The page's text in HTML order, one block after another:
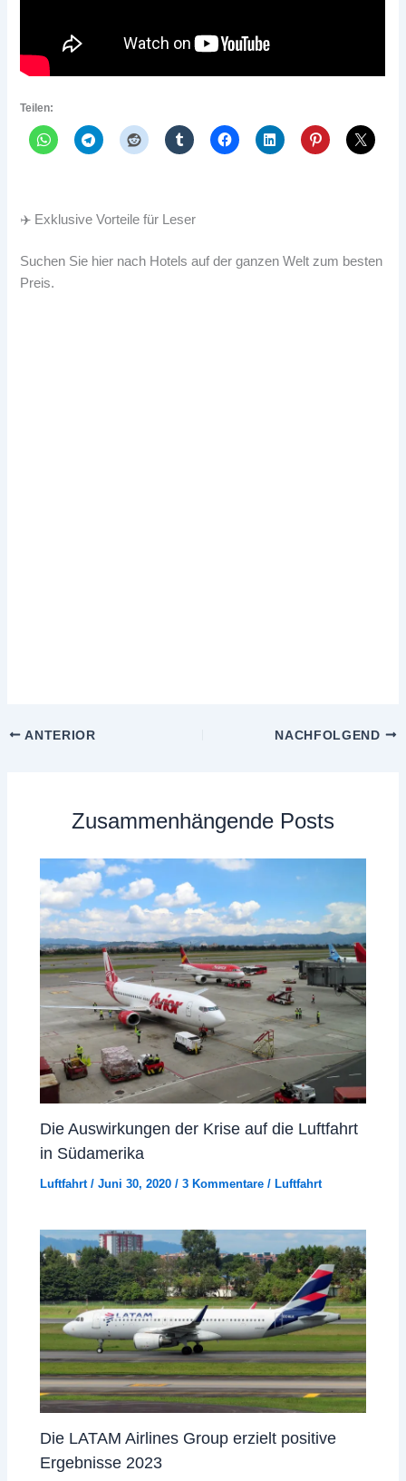
Teilen:
✈️ Exklusive Vorteile für Leser
Suchen Sie hier nach Hotels auf der ganzen Welt zum besten
Preis.
ANTERIOR NACHFOLGEND
Zusammenhängende Posts
Die Auswirkungen der Krise auf die Luftfahrt
in Südamerika
Luftfahrt/Juni 30, 2020/3 Kommentare / Luftfahrt
Die LATAM Airlines Group erzielt positive
Ergebnisse 2023